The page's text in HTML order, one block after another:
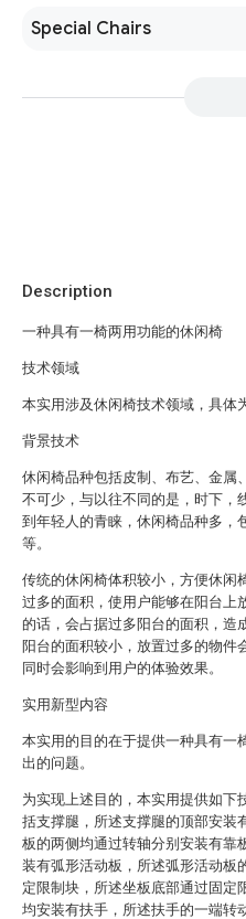
Special Chairs
Description
一种具有一椅两用功能的休闲椅
技术领域
本实用涉及休闲椅技术领域，具体
背景技术
休闲椅品种包括皮制、布艺、金属
不可少，与以往不同的是，时下，
到年轻人的青睐，休闲椅品种多，
等。
传统的休闲椅体积较小，方便休闲
过多的面积，使用户能够在阳台上
的话，会占据过多阳台的面积，造
阳台的面积较小，放置过多的物件
同时会影响到用户的体验效果。
实用新型内容
本实用的目的在于提供一种具有一
出的问题。
为实现上述目的，本实用提供如下
括支撑腿，所述支撑腿的顶部安装
板的两侧均通过转轴分别安装有靠
装有弧形活动板，所述弧形活动板
定限制块，所述坐板底部通过固定
均安装有扶手，所述扶手的一端转